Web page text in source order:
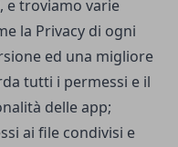
e troviamo varie
la Privacy di ogni
ed una migliore
tutti i permessi e il
delle app;
ai file condivisi e